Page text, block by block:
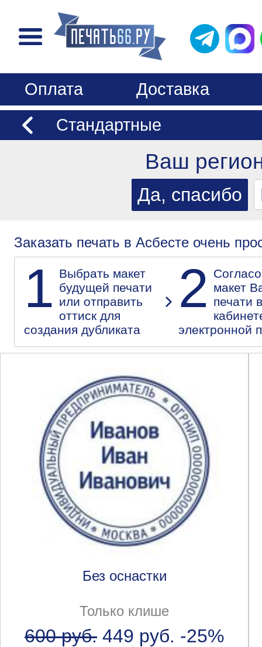
Оплата
Доставка
Стандартные
Ваш
Заказать печать в Асбесте очень
1 Выбрать макет
будущей печати
или отправить
оттиск для
создания дубликата
2
макет
печати
электронной
Без оснастки
Только клише
600 руб. 449 руб. -25%